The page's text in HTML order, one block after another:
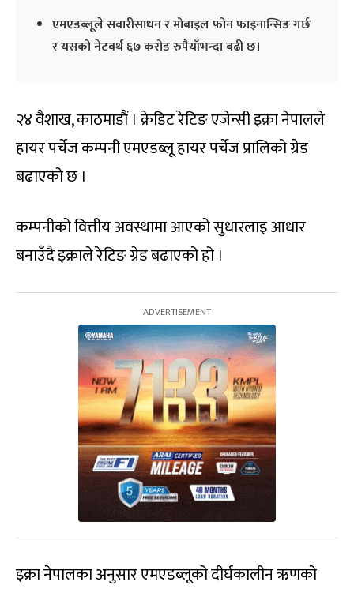
एमएडब्लूले सवारीसाधन र मोबाइल फोन फाइनान्सिङ गर्छ
र यसको नेटवर्थ ६७ करोड रुपैयाँभन्दा बढी छ।
२४ वैशाख, काठमाडौं । क्रेडिट रेटिङ एजेन्सी इक्रा नेपालले
हायर पर्चेज कम्पनी एमएडब्लू हायर पर्चेज प्रालिको ग्रेड
बढाएको छ ।
कम्पनीको वित्तीय अवस्थामा आएको सुधारलाइ आधार
बनाउँदै इक्राले रेटिङ ग्रेड बढाएको हो ।
इक्रा नेपालका अनुसार एमएडब्लूको दीर्घकालीन ऋणको